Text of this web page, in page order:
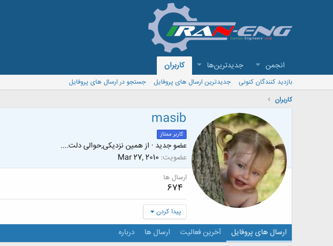
انجمن جدیدترین‌ها کاربران
بازدید کنندگان کنونی جدیدترین ارسال های پروفایل
جستجو در ارسال های پروفایل
کاربران
masib
کاربر ممتاز
عضو جدید · ازهمین نزدیکی,حوالی دلت....
عضویت Mar 27, 2010
ارسال ها
674
پیدا کردن
ارسال های پروفایل آخرین فعالیت ارسال ها درباره